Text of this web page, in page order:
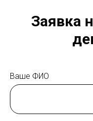
Заявка
Ваше ФИО